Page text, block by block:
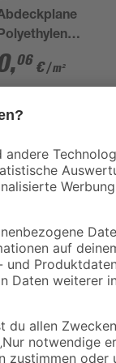
transparent 4 x 5 m
,06 €/ m²
verfügt über